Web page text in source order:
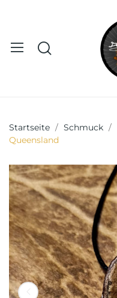
Startseite Schmuck
Queensland